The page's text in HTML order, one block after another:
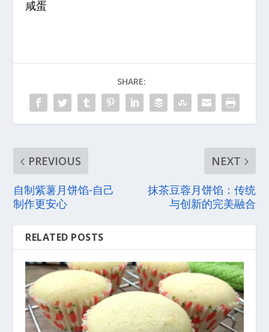
咸蛋
SHARE:
PREVIOUS
自制紫薯月饼馅-自己
制作更安心
NEXT
抹茶豆蓉月饼馅：传统
与创新的完美融合
RELATED POSTS